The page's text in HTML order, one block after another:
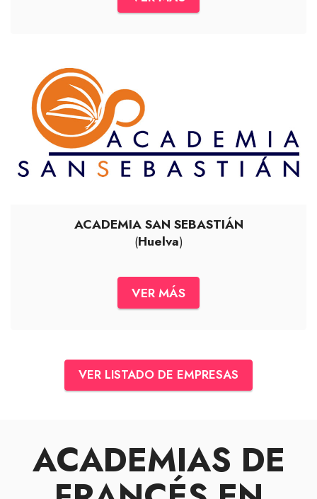
ACADEMIA SAN SEBASTIÁN
(Huelva)
VER MÁS
VER LISTADO DE EMPRESAS
ACADEMIAS DE